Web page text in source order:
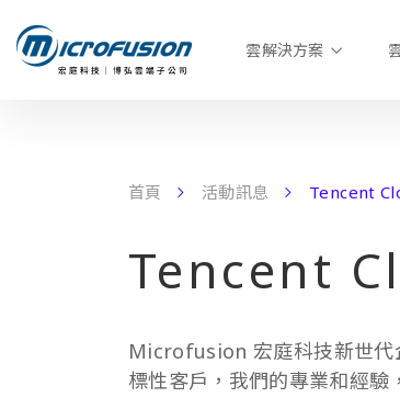
雲解決方案
首頁 活動訊息 Tencent
Tencent
Microfusion 宏庭科技新世代
標性客戶，我們的專業和經